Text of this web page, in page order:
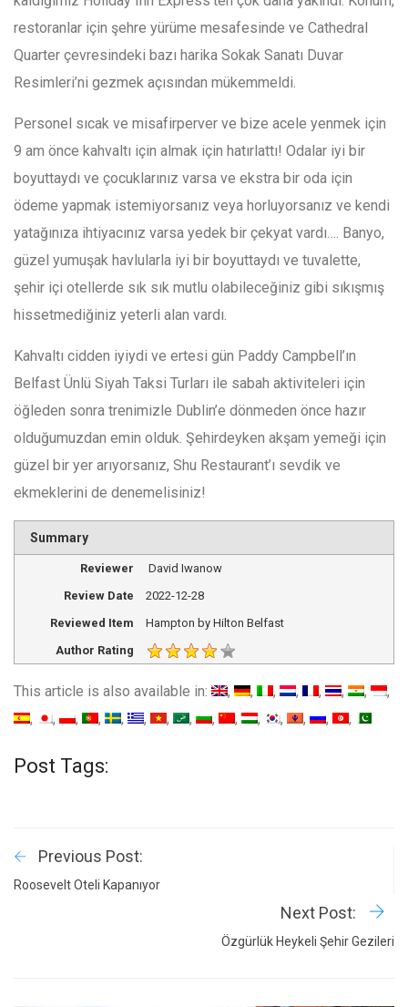
restoranlar için şehre yürüme mesafesinde ve Cathedral
Quarter çevresindeki bazı harika Sokak Sanatı Duvar
Resimleri’ni gezmek açısından mükemmeldi.
Personel sıcak ve misafirperver ve bize acele yenmek için
9 am önce kahvaltı için almak için hatırlattı! Odalar iyi bir
boyuttaydı ve çocuklarınız varsa ve ekstra bir oda için
ödeme yapmak istemiyorsanız veya horluyorsanız ve kendi
yatağınıza ihtiyacınız varsa yedek bir çekyat vardı…. Banyo,
güzel yumuşak havlularla iyi bir boyuttaydı ve tuvalette,
şehir içi otellerde sık sık mutlu olabileceğiniz gibi sıkışmış
hissetmediğiniz yeterli alan vardı.
Kahvaltı cidden iyiydi ve ertesi gün Paddy Campbell’ın
Belfast Ünlü Siyah Taksi Turları ile sabah aktiviteleri için
öğleden sonra trenimizle Dublin’e dönmeden önce hazır
olduğumuzdan emin olduk. Şehirdeyken akşam yemeği için
güzel bir yer arıyorsanız, Shu Restaurant’ı sevdik ve
ekmeklerini de denemelisiniz!
Summary
Reviewer
David Iwanow
Review Date
2022-12-28
Reviewed Item
Hampton by Hilton Belfast
Author Rating
This article is also available in:
Post Tags:
Previous Post:
Roosevelt Oteli Kapanıyor
Next Post:
Özgürlük Heykeli Şehir Gezileri